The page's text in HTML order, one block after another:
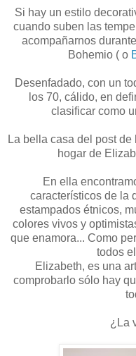
Si hay un estilo
cuando suben las
acompañarnos
Bohemio ( o
Desenfadado, con un
los 70, cálido, en
clasificar como
La bella casa del post
hogar de
En ella
característicos de la
estampados étnicos,
colores vivos y
que enamora... Como
todos
Elizabeth, es una
comprobarlo sólo hay
¿La